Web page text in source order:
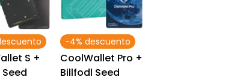
S +
-4% descuento
CoolWallet Pro +
Billfodl Seed